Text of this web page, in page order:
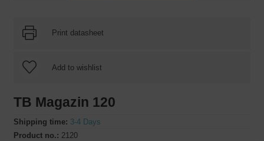
Print datasheet
TB Magazin 120
Shipping time: 3-4 Days
Product no.: 2120